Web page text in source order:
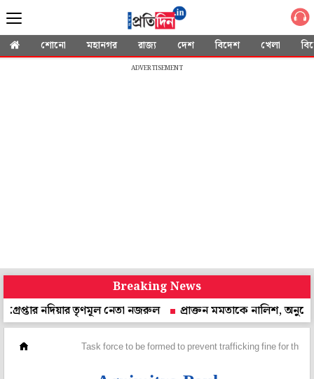
শোনো মহানগর রাজ্য দেশ বিদেশ খেলা
ADVERTISEMENT
Breaking News
নদিয়ার তৃণমূল নেতা নজরুল
প্রাক্তন মমতাকে নালিশ, অনুরোধ করে
Task force to be formed to prevent trafficking fine for